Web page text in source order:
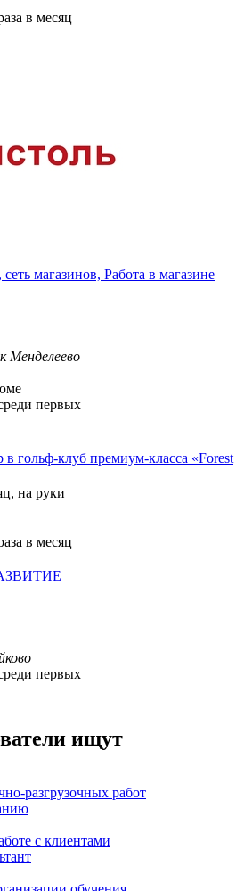
в месяц
сеть магазинов, Работа в магазине
Менделеево
первых
гольф-клуб премиум-класса «Forest
на руки
в месяц
первых
ищут
разгрузочных работ
с клиентами